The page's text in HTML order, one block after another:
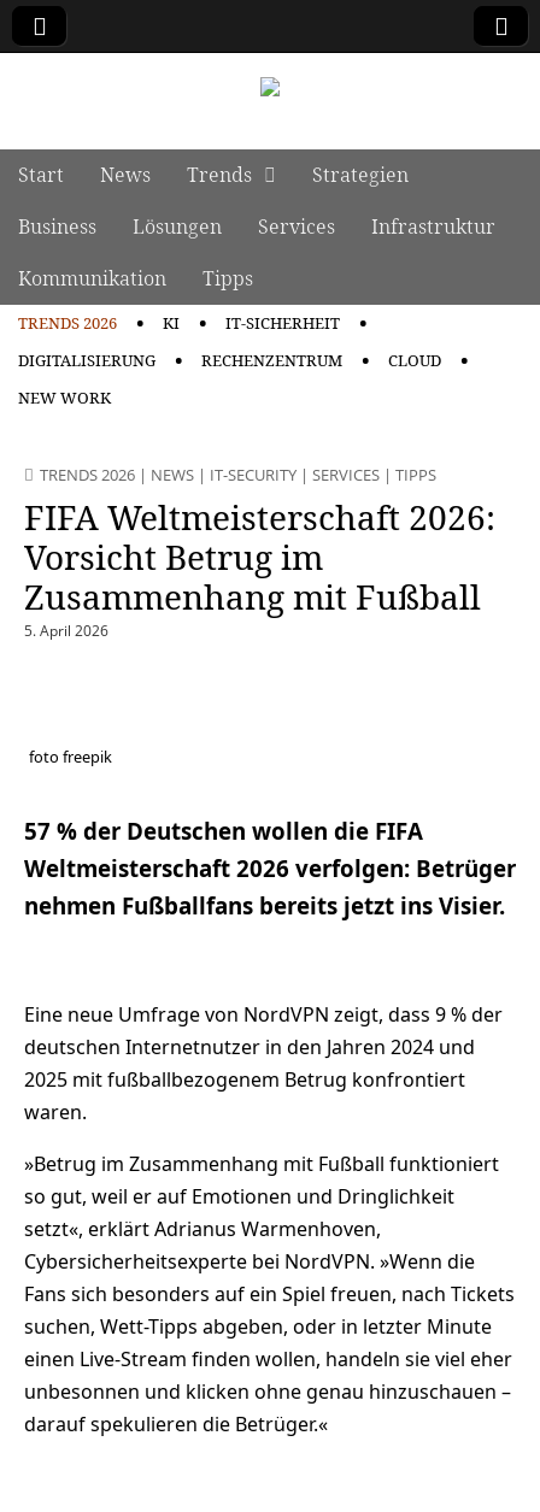
Main menu
Skip to content
Start News Trends
Strategien
Business
Lösungen Services
Infrastruktur
Kommunikation
Tipps
TRENDS 2026 KI
IT-SICHERHEIT
DIGITALISIERUNG
RECHENZENTRUM
CLOUD
NEW WORK
TRENDS 2026 | NEWS | IT-SECURITY | SERVICES | TIPPS
FIFA Weltmeisterschaft 2026:
Vorsicht Betrug im
Zusammenhang mit Fußball
5. April 2026
foto freepik
57 % der Deutschen wollen die FIFA
Weltmeisterschaft 2026 verfolgen: Betrüger
nehmen Fußballfans bereits jetzt ins Visier.
Eine neue Umfrage von NordVPN zeigt, dass 9 % der
deutschen Internetnutzer in den Jahren 2024 und
2025 mit fußballbezogenem Betrug konfrontiert
waren.
»Betrug im Zusammenhang mit Fußball funktioniert
so gut, weil er auf Emotionen und Dringlichkeit
setzt«, erklärt Adrianus Warmenhoven,
Cybersicherheitsexperte bei NordVPN. »Wenn die
Fans sich besonders auf ein Spiel freuen, nach Tickets
suchen, Wett-Tipps abgeben, oder in letzter Minute
einen Live-Stream finden wollen, handeln sie viel eher
unbesonnen und klicken ohne genau hinzuschauen –
darauf spekulieren die Betrüger.«